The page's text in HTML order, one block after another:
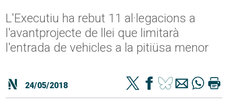
L'Executiu ha rebut 11 al·legacions a
l'avantprojecte de llei que limitarà
l'entrada de vehicles a la pitiüsa menor
24/05/2018